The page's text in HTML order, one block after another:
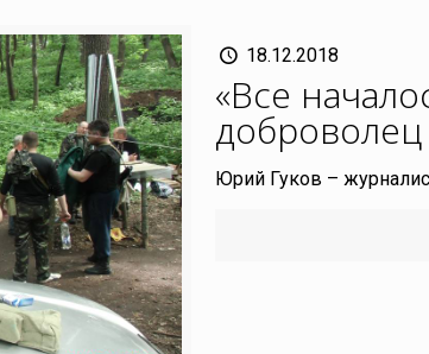
18.12.2018
«Все
Юрий Гуков –